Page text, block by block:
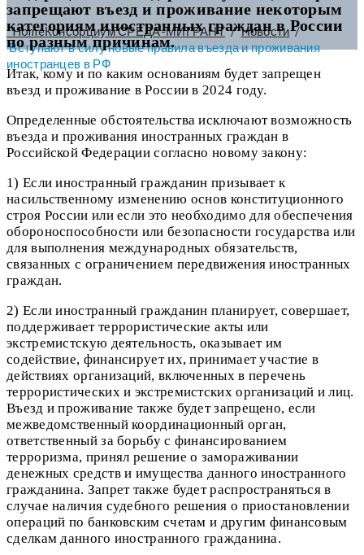
HomeКонсорциум СРЕДА-МИГРАНТ/Новости/
Вступают в силу новые правила въезда и проживания
иностранцев в РФ
запрещают въезд и проживание некоторым
категориям иностранных граждан в России
по разным причинам.
Итак, кому и по каким основаниям будет запрещен
въезд и проживание в России в 2024 году.
Определенные обстоятельства исключают возможность
въезда и проживания иностранных граждан в
Российской Федерации согласно новому закону:
1) Если иностранный гражданин призывает к
насильственному изменению основ конституционного
строя России или если это необходимо для обеспечения
обороноспособности или безопасности государства или
для выполнения международных обязательств,
связанных с ограничением передвижения иностранных
граждан.
2) Если иностранный гражданин планирует, совершает,
поддерживает террористические акты или
экстремистскую деятельность, оказывает им
содействие, финансирует их, принимает участие в
действиях организаций, включенных в перечень
террористических и экстремистских организаций и лиц.
Въезд и проживание также будет запрещено, если
межведомственный координационный орган,
ответственный за борьбу с финансированием
терроризма, принял решение о замораживании
денежных средств и имущества данного иностранного
гражданина. Запрет также будет распространяться в
случае наличия судебного решения о приостановлении
операций по банковским счетам и другим финансовым
сделкам данного иностранного гражданина.